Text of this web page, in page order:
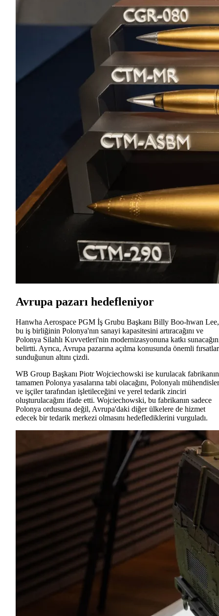
Avrupa pazarı hedefleniyor
Hanwha Aerospace PGM İş Grubu Başkanı Billy Boo-hwan Lee,
bu iş birliğinin Polonya'nın sanayi kapasitesini artıracağını ve
Polonya Silahlı Kuvvetleri'nin modernizasyonuna katkı
belirtti. Ayrıca, Avrupa pazarına açılma konusunda önemli fırsatlar
sunduğunun altını çizdi.
WB Group Başkanı Piotr Wojciechowski ise kurulacak fabrikanın
tamamen Polonya yasalarına tabi olacağını, Polonyalı mühendisler
ve işçiler tarafından işletileceğini ve yerel tedarik zinciri
oluşturulacağını ifade etti. Wojciechowski, bu fabrikanın sadece
Polonya ordusuna değil, Avrupa'daki diğer ülkelere de hizmet
edecek bir tedarik merkezi olmasını hedeflediklerini vurguladı.